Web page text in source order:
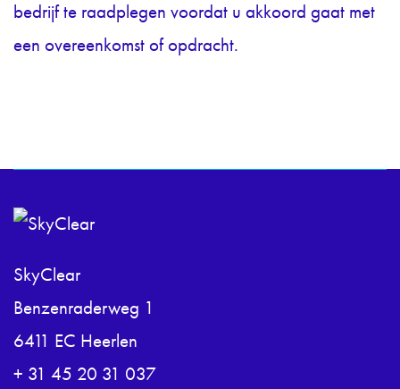
bedrijf te raadplegen voordat u akkoord gaat met
een overeenkomst of opdracht.
SkyClear
Benzenraderweg 1
6411 EC Heerlen
+ 31 45 20 31 037